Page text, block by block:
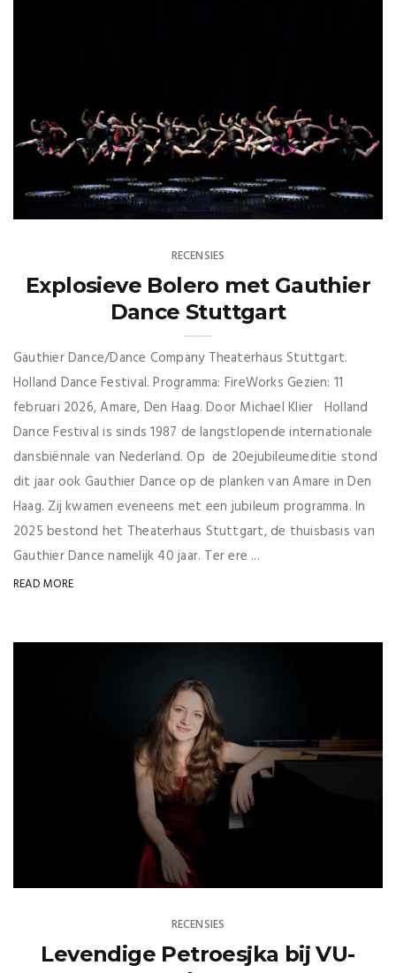
RECENSIES
Explosieve Bolero met Gauthier
Dance Stuttgart
Gauthier Dance/Dance Company Theaterhaus Stuttgart.
Holland Dance Festival. Programma: FireWorks Gezien: 11
februari 2026, Amare, Den Haag. Door Michael Klier Holland
Dance Festival is sinds 1987 de langstlopende internationale
dansbiënnale van Nederland. Op de 20ejubileumeditie stond
dit jaar ook Gauthier Dance op de planken van Amare in Den
Haag. Zij kwamen eveneens met een jubileum programma. In
2025 bestond het Theaterhaus Stuttgart, de thuisbasis van
Gauthier Dance namelijk 40 jaar. Ter ere ...
READ MORE
RECENSIES
Levendige Petroesjka bij VU-